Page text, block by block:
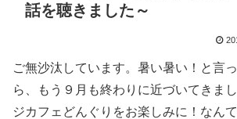
話を聴きました～
ご無沙汰しています。暑い暑い！と言
ら、もう９月も終わりに近づいてきま
ジカフェどんぐりをお楽しみに！なん